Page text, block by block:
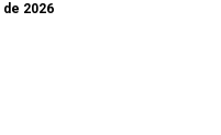
de 2026